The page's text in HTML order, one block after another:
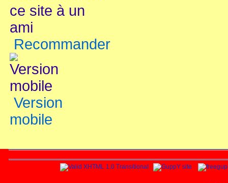
Recommander
Version
mobile